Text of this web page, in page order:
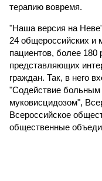
терапию вовремя.
"Наша версия на
24 общероссийских и
пациентов, более
представляющих
граждан. Так, в него
"Содействие
муковисцидозом",
Всероссийское
общественные